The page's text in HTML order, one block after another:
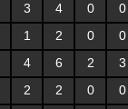
3 4 0
0
1 2 0
0
4 6 2
3
2 2 0
0